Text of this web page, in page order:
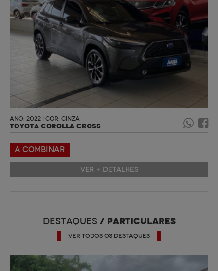
ANO: 2022 | COR: CINZA
TOYOTA COROLLA CROSS
A COMBINAR
VER + DETALHES
DESTAQUES / PARTICULARES
VER TODOS OS DESTAQUES